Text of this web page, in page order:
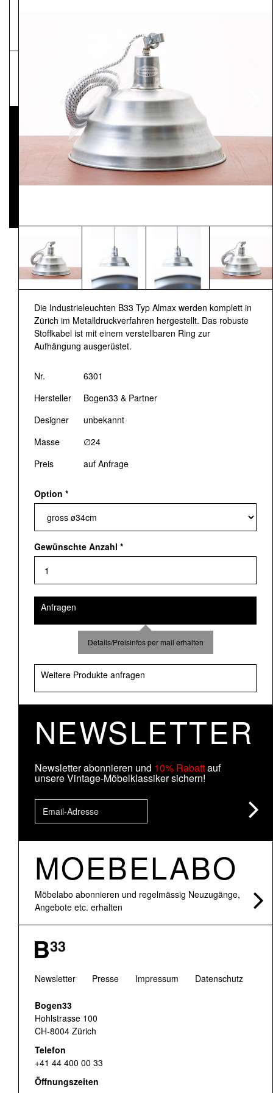
Die Industrieleuchten B33 Typ Almax werden komplett in
Zürich im Metalldruckverfahren hergestellt. Das robuste
Stoffkabel ist mit einem verstellbaren Ring zur
Aufhängung ausgerüstet.
Nr.
6301
Hersteller
Bogen33 & Partner
Designer
unbekannt
Masse
∅24
Preis
auf Anfrage
Option *
Gewünschte Anzahl *
Anfragen
Details/Preisinfos per mail erhalten
Weitere Produkte anfragen
NEWSLETTER
Newsletter abonnieren und 10% Rabattauf
unsere Vintage-Möbelklassiker sichern!
MOEBELABO
Möbelabo abonnieren und regelmässig Neuzugänge,
Angebote etc. erhalten
Newsletter Presse Impressum Datenschutz
Bogen33
Hohlstrasse 100
CH-8004 Zürich
Telefon
+41 44 400 00 33
Öffnungszeiten
Pressematerial